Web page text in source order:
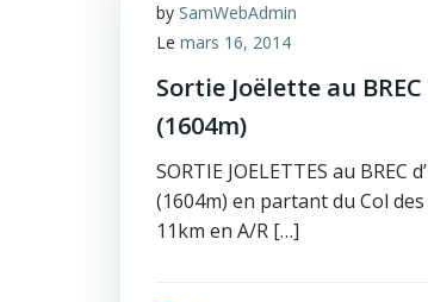
by SamWebAdmin
Le mars 16, 2014
Sortie Joëlette au BREC
(1604m)
SORTIE JOELETTES au BREC
(1604m) en partant du Col
11km en A/R […]